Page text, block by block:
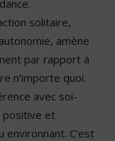
solitaire,
amène
par rapport à
n’importe quoi.
avec soi-
positive et
C’est